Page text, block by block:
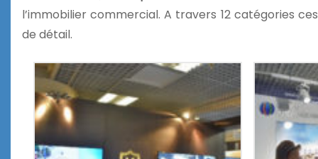
l’immobilier commercial. A travers 12 catégories
de détail.